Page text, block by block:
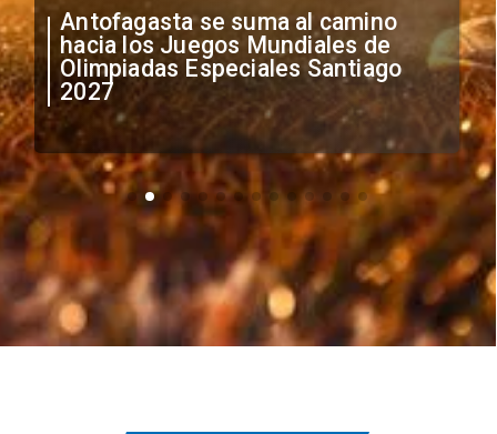
Antofagasta se suma al camino
hacia los Juegos Mundiales de
Olimpiadas Especiales Santiago
2027